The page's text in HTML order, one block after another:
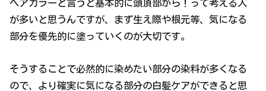
ヘアカラーと言うと基本的に頭頂部から！って考える人
が多いと思うんですが、まず生え際や根元等、気になる
部分を優先的に塗っていくのが大切です。
そうすることで必然的に染めたい部分の染料が多くなる
ので、より確実に気になる部分の白髪ケアができると思